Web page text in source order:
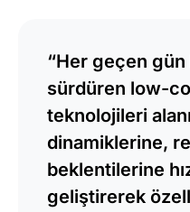
“Her geçen
sürdüren low-
teknolojileri
dinamiklerine,
beklentilerine
geliştirerek